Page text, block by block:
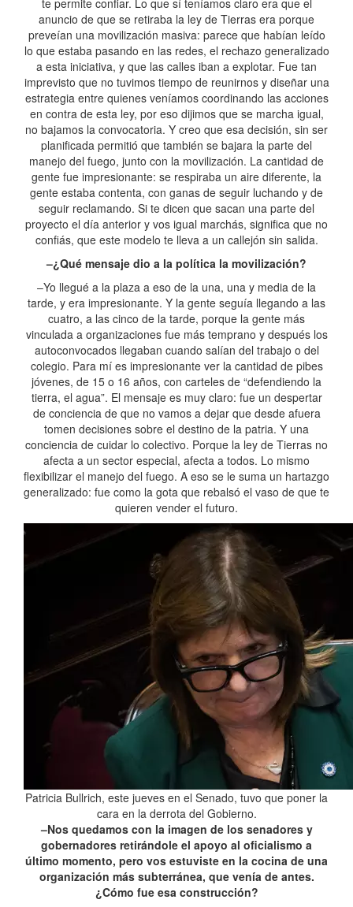
te permite confiar. Lo que sí teníamos claro era que el
anuncio de que se retiraba la ley de Tierras era porque
preveían una movilización masiva: parece que habían leído
lo que estaba pasando en las redes, el rechazo generalizado
a esta iniciativa, y que las calles iban a explotar. Fue tan
imprevisto que no tuvimos tiempo de reunirnos y diseñar una
estrategia entre quienes veníamos coordinando las acciones
en contra de esta ley, por eso dijimos que se marcha igual,
no bajamos la convocatoria. Y creo que esa decisión, sin ser
planificada permitió que también se bajara la parte del
manejo del fuego, junto con la movilización. La cantidad de
gente fue impresionante: se respiraba un aire diferente, la
gente estaba contenta, con ganas de seguir luchando y de
seguir reclamando. Si te dicen que sacan una parte del
proyecto el día anterior y vos igual marchás, significa que no
confiás, que este modelo te lleva a un callejón sin salida.
–¿Qué mensaje dio a la política la movilización?
–Yo llegué a la plaza a eso de la una, una y media de la
tarde, y era impresionante. Y la gente seguía llegando a las
cuatro, a las cinco de la tarde, porque la gente más
vinculada a organizaciones fue más temprano y después los
autoconvocados llegaban cuando salían del trabajo o del
colegio. Para mí es impresionante ver la cantidad de pibes
jóvenes, de 15 o 16 años, con carteles de “defendiendo la
tierra, el agua”. El mensaje es muy claro: fue un despertar
de conciencia de que no vamos a dejar que desde afuera
tomen decisiones sobre el destino de la patria. Y una
conciencia de cuidar lo colectivo. Porque la ley de Tierras no
afecta a un sector especial, afecta a todos. Lo mismo
flexibilizar el manejo del fuego. A eso se le suma un hartazgo
generalizado: fue como la gota que rebalsó el vaso de que te
quieren vender el futuro.
Patricia Bullrich, este jueves en el Senado, tuvo que poner la
cara en la derrota del Gobierno.
–Nos quedamos con la imagen de los senadores y
gobernadores retirándole el apoyo al oficialismo a
último momento, pero vos estuviste en la cocina de una
organización más subterránea, que venía de antes.
¿Cómo fue esa construcción?